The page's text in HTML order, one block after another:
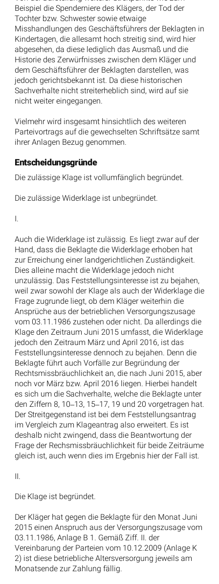
Beispiel die Spenderniere des Klägers, der Tod der
Tochter bzw. Schwester sowie etwaige
Misshandlungen des Geschäftsführers der Beklagten in
Kindertagen, die allesamt hoch streitig sind, wird hier
abgesehen, da diese lediglich das Ausmaß und die
Historie des Zerwürfnisses zwischen dem Kläger und
dem Geschäftsführer der Beklagten darstellen, was
jedoch gerichtsbekannt ist. Da diese historischen
Sachverhalte nicht streiterheblich sind, wird auf sie
nicht weiter eingegangen.
Vielmehr wird insgesamt hinsichtlich des weiteren
Parteivortrags auf die gewechselten Schriftsätze samt
ihrer Anlagen Bezug genommen.
Entscheidungsgründe
Die zulässige Klage ist vollumfänglich begründet.
Die zulässige Widerklage ist unbegründet.
I.
Auch die Widerklage ist zulässig. Es liegt zwar auf der
Hand, dass die Beklagte die Widerklage erhoben hat
zur Erreichung einer landgerichtlichen Zuständigkeit.
Dies alleine macht die Widerklage jedoch nicht
unzulässig. Das Feststellungsinteresse ist zu bejahen,
weil zwar sowohl der Klage als auch der Widerklage die
Frage zugrunde liegt, ob dem Kläger weiterhin die
Ansprüche aus der betrieblichen Versorgungszusage
vom 03.11.1986 zustehen oder nicht. Da allerdings die
Klage den Zeitraum Juni 2015 umfasst, die Widerklage
jedoch den Zeitraum März und April 2016, ist das
Feststellungsinteresse dennoch zu bejahen. Denn die
Beklagte führt auch Vorfälle zur Begründung der
Rechtsmissbräuchlichkeit an, die nach Juni 2015, aber
noch vor März bzw. April 2016 liegen. Hierbei handelt
es sich um die Sachverhalte, welche die Beklagte unter
den Ziffern 8, 10‒13, 15‒17, 19 und 20 vorgetragen hat.
Der Streitgegenstand ist bei dem Feststellungsantrag
im Vergleich zum Klageantrag also erweitert. Es ist
deshalb nicht zwingend, dass die Beantwortung der
Frage der Rechsmissbräuchlichkeit für beide Zeiträume
gleich ist, auch wenn dies im Ergebnis hier der Fall ist.
II.
Die Klage ist begründet.
Der Kläger hat gegen die Beklagte für den Monat Juni
2015 einen Anspruch aus der Versorgungszusage vom
03.11.1986, Anlage B 1. Gemäß Ziff. II. der
Vereinbarung der Parteien vom 10.12.2009 (Anlage K
2) ist diese betriebliche Altersversorgung jeweils am
Monatsende zur Zahlung fällig.